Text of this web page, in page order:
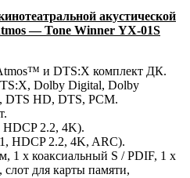
акустической
— Tone Winner YX-01S
и DTS:X комплект ДК.
Dolby Digital, Dolby
DTS HD, DTS, PCM.
2.2, 4K).
HDCP 2.2, 4K, ARC).
1 x коаксиальный S / PDIF, 1 x
для карты памяти,